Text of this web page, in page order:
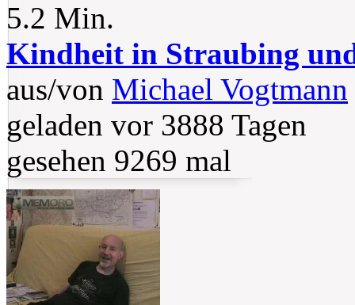
5.2 Min.
Kindheit in Straubing
aus/von Michael Vogtmann
geladen vor 3888 Tagen
gesehen 9269 mal